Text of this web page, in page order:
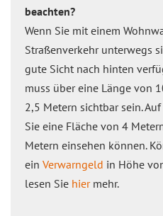
beachten?
Wenn Sie mit einem
Straßenverkehr unterwegs
gute Sicht nach hinten
muss über eine Länge von
2,5 Metern sichtbar sein.
Sie eine Fläche von 4
Metern einsehen können.
ein Verwarngeld in Höhe
lesen Sie hiermehr.